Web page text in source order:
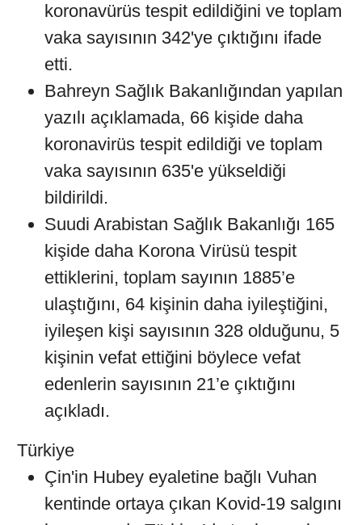
koronavürüs tespit edildiğini ve toplam
vaka sayısının 342'ye çıktığını ifade
etti.
Bahreyn Sağlık Bakanlığından yapılan
yazılı açıklamada, 66 kişide daha
koronavirüs tespit edildiği ve toplam
vaka sayısının 635'e yükseldiği
bildirildi.
Suudi Arabistan Sağlık Bakanlığı 165
kişide daha Korona Virüsü tespit
ettiklerini, toplam sayının 1885’e
ulaştığını, 64 kişinin daha iyileştiğini,
iyileşen kişi sayısının 328 olduğunu, 5
kişinin vefat ettiğini böylece vefat
edenlerin sayısının 21’e çıktığını
açıkladı.
Türkiye
Çin'in Hubey eyaletine bağlı Vuhan
kentinde ortaya çıkan Kovid-19 salgını